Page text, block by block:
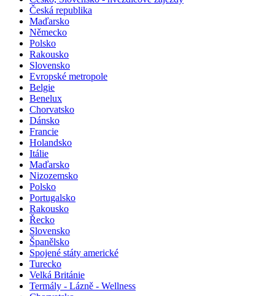
Česká republika
Maďarsko
Německo
Polsko
Rakousko
Slovensko
Evropské metropole
Belgie
Benelux
Chorvatsko
Dánsko
Francie
Holandsko
Itálie
Maďarsko
Nizozemsko
Polsko
Portugalsko
Rakousko
Řecko
Slovensko
Španělsko
Spojené státy americké
Turecko
Velká Británie
Termály - Lázně - Wellness